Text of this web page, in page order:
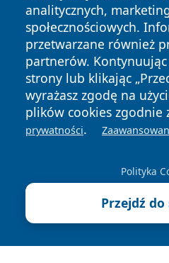
analitycznych,
społecznościowych.
przetwarzane również
partnerów.
strony lub klikając
wyrażasz zgodę na
plików cookies zgodnie
prywatności.
Polityka
Przejdź
Copyright © 2026
zastrzeżone.
News Autorzy
Polityka